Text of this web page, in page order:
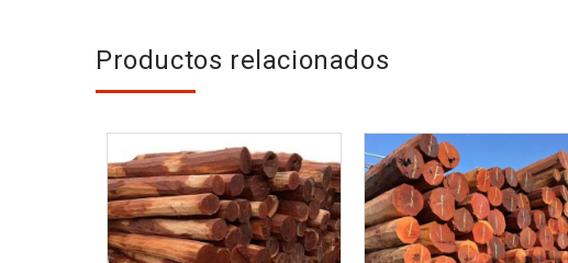
Productos relacionados